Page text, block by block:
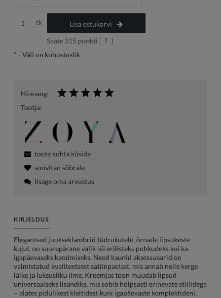
tk
Lisa ostukorvi
Saate 315 punkti [ ? ]
* - Väli on kohustuslik
Hinnang:
Tootja:
toote kohta küsida
soovitan sõbrale
lisage oma arvustus
KIRJELDUS
Elegantsed juukseklambrid tüdrukutele, õrnade lipsukeste
kujul, on suurepärane valik nii erilisteks puhkudeks kui ka
igapäevaseks kandmiseks. Need kaunid aksessuaarid on
valmistatud kvaliteetsest satiinpaelast, mis annab neile kerge
läike ja luksusliku ilme. Kreemjas toon muudab lipsud
universaalseks lisandiks, mis sobib hõlpsasti erinevate stiilidega
– alates pidulikest kleitidest kuni igapäevaste komplektideni.